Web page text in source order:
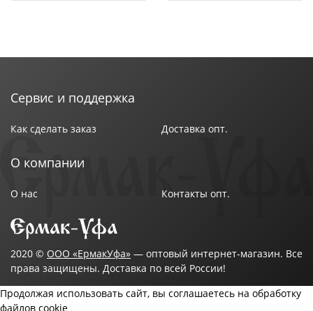
Сервис и поддержка
Как сделать заказ Доставка опт.
О компании
О нас Контакты опт.
2020 © ООО «ЕрмакУфа» — оптовый интернет-магазин. Все
права защищены. Доставка по всей России!
Продолжая использовать сайт, вы соглашаетесь на обработку
файлов cookie